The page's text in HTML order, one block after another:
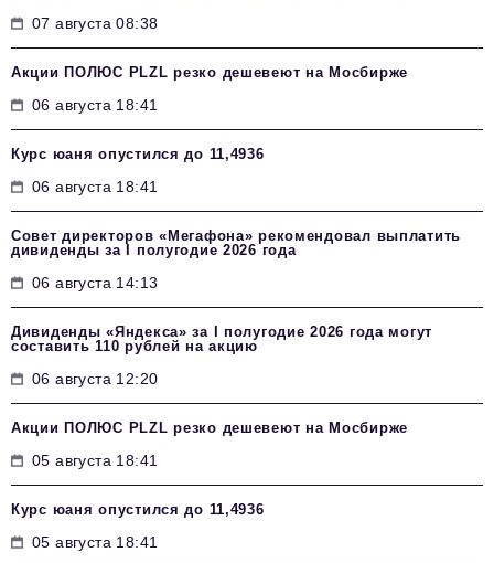
07 августа 08:38
Акции ПОЛЮС PLZL резко дешевеют на Мосбирже
06 августа 18:41
Курс юаня опустился до 11,4936
06 августа 18:41
Совет директоров «Мегафона» рекомендовал выплатить
дивиденды за I полугодие 2026 года
06 августа 14:13
Дивиденды «Яндекса» за I полугодие 2026 года могут
составить 110 рублей на акцию
06 августа 12:20
Акции ПОЛЮС PLZL резко дешевеют на Мосбирже
05 августа 18:41
Курс юаня опустился до 11,4936
05 августа 18:41